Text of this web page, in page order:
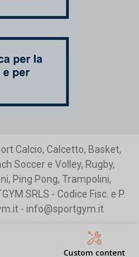
Custom content
Calcio, Calcetto, Basket,
Soccer e Volley, Rugby,
Ping Pong, Trampolini,
SRLS - Codice Fisc. e P.
- info@sportgym.it